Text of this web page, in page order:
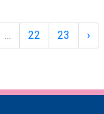
22 23 ›